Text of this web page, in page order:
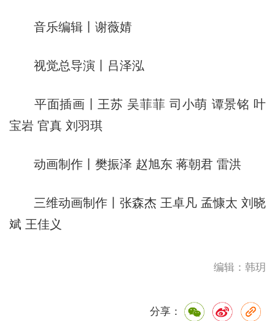
音乐编辑丨谢薇婧
视觉总导演丨吕泽泓
平面插画丨王苏 吴菲菲 司小萌 谭景铭 叶
宝岩 官真 刘羽琪
动画制作丨樊振泽 赵旭东 蒋朝君 雷洪
三维动画制作丨张森杰 王卓凡 孟慷太 刘晓
斌 王佳义
编辑：韩玥
分享：